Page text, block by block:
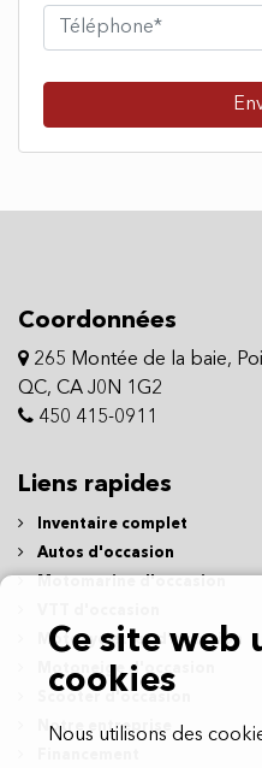
Coordonnées
265 Montée de la baie,
QC, CA J0N 1G2
450 415-0911
Liens rapides
Inventaire complet
Autos d'occasion
Motocyclettes d'occasion
Motoneige d'occasion
Notre entreprise
Ce site web
cookies
Nous utilisons des